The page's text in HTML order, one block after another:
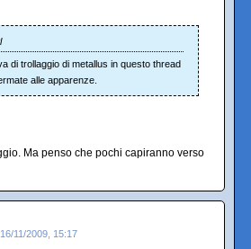
di trollaggio di metallus in questo thread
alle apparenze.
Ma penso che pochi capiranno verso
16/11/2009, 15:17